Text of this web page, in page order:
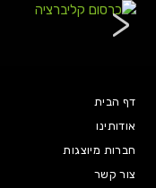
דף הבית
אודותינו
חברות מיוצגות
צור קשר